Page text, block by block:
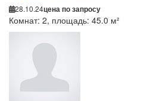
28.10.24цена по запросу
Комнат: 2, площадь: 45.0 м²